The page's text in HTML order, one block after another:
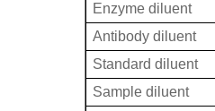
Enzyme diluent
Antibody diluent
Standard diluent
Sample diluent